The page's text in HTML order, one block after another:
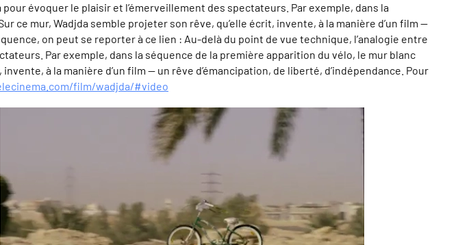
évoquer le plaisir et l’émerveillement des spectateurs. Par exemple, dans la
ce mur, Wadjda semble projeter son rêve, qu’elle écrit, invente, à la manière d’un film —
on peut se reporter à ce lien : Au-delà du point de vue technique, l’analogie entre
Par exemple, dans la séquence de la première apparition du vélo, le mur blanc
à la manière d’un film — un rêve d’émancipation, de liberté, d’indépendance. Pour
film/wadjda/#video